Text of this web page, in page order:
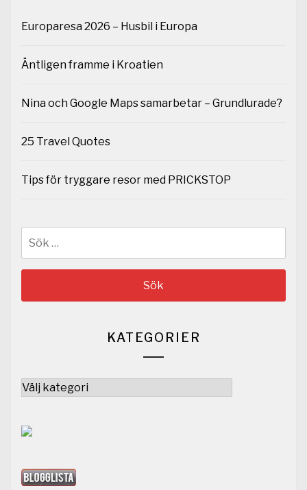
Europaresa 2026 – Husbil i Europa
Äntligen framme i Kroatien
Nina och Google Maps samarbetar – Grundlurade?
25 Travel Quotes
Tips för tryggare resor med PRICKSTOP
KATEGORIER
Kategorier